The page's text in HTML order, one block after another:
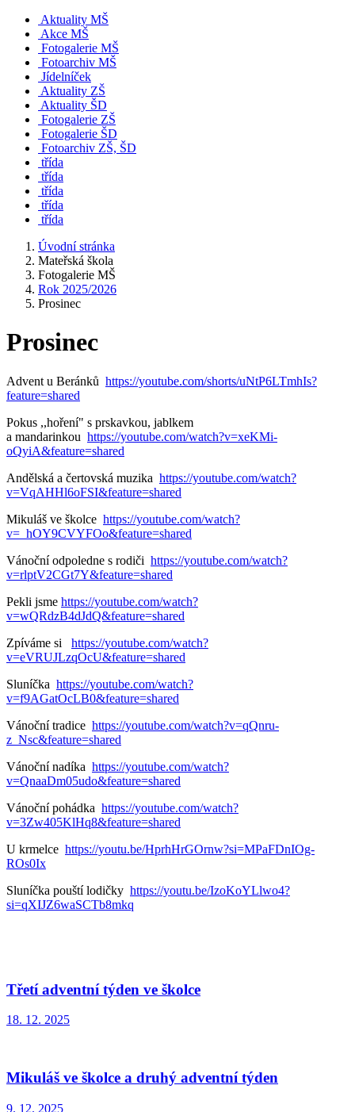
Aktuality MŠ
Akce MŠ
Fotogalerie MŠ
Fotoarchiv MŠ
Jídelníček
Aktuality ZŠ
Aktuality ŠD
Fotogalerie ZŠ
Fotogalerie ŠD
Fotoarchiv ZŠ, ŠD
třída
třída
třída
třída
třída
Úvodní stránka
Mateřská škola
Fotogalerie MŠ
Rok 2025/2026
Prosinec
Prosinec
Advent u Beránků https://youtube.com/shorts/uNtP6LTmhIs?
feature=shared
Pokus ,,hoření" s prskavkou, jablkem
a mandarinkou https://youtube.com/watch?v=xeKMi-
oQyiA&feature=shared
Andělská a čertovská muzika https://youtube.com/watch?
v=VqAHHl6oFSI&feature=shared
Mikuláš ve školce https://youtube.com/watch?
v=_hOY9CVYFOo&feature=shared
Vánoční odpoledne s rodiči https://youtube.com/watch?
v=rlptV2CGt7Y&feature=shared
Pekli jsme https://youtube.com/watch?
v=wQRdzB4dJdQ&feature=shared
Zpíváme si https://youtube.com/watch?
v=eVRUJLzqOcU&feature=shared
Sluníčka https://youtube.com/watch?
v=f9AGatOcLB0&feature=shared
Vánoční tradice https://youtube.com/watch?v=qQnru-
z_Nsc&feature=shared
Vánoční nadíka https://youtube.com/watch?
v=QnaaDm05udo&feature=shared
Vánoční pohádka https://youtube.com/watch?
v=3Zw405KlHq8&feature=shared
U krmelce https://youtu.be/HprhHrGOrnw?si=MPaFDnIOg-
ROs0Ix
Sluníčka pouští lodičky https://youtu.be/IzoKoYLlwo4?
si=qXIJZ6waSCTb8mkq
Třetí adventní týden ve školce
18. 12. 2025
Mikuláš ve školce a druhý adventní týden
9. 12. 2025